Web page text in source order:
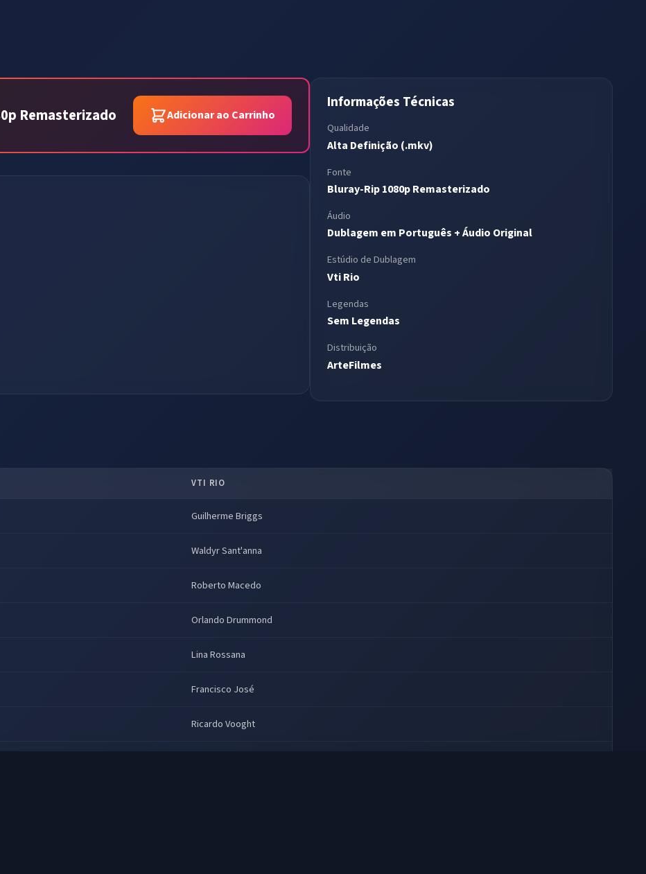
Remasterizado Adicionar ao Carrinho
Informações Técnicas
Qualidade
Alta Definição (.mkv)
Fonte
Bluray-Rip 1080p Remasterizado
Áudio
Dublagem em Português + Áudio Original
Estúdio de Dublagem
Vti Rio
Legendas
Sem Legendas
Distribuição
ArteFilmes
VTI RIO
Guilherme Briggs
Waldyr Sant'anna
Roberto Macedo
Orlando Drummond
Lina Rossana
Francisco José
Ricardo Vooght